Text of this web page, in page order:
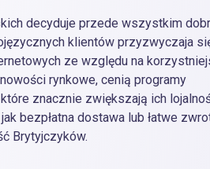
decyduje przede wszystkim
klientów przyzwyczaja
ze względu na
rynkowe, cenią programy
znacznie zwiększają ich
bezpłatna dostawa lub łatwe
Brytyjczyków.